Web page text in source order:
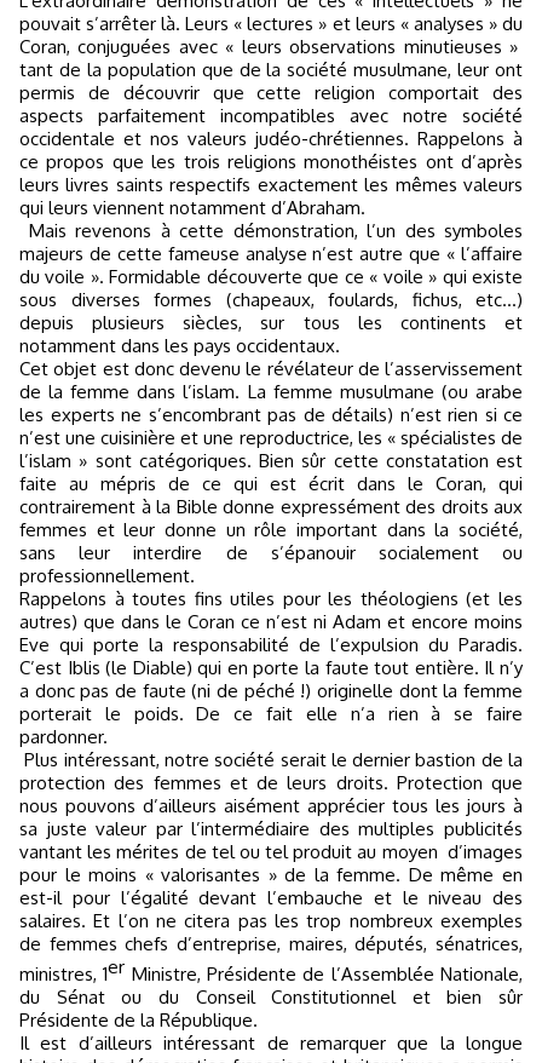
pouvait s’arrêter là. Leurs « lectures » et leurs « analyses » du
Coran, conjuguées avec « leurs observations minutieuses »
tant de la population que de la société musulmane, leur ont
permis de découvrir que cette religion comportait des
aspects parfaitement incompatibles avec notre société
occidentale et nos valeurs judéo-chrétiennes. Rappelons à
ce propos que les trois religions monothéistes ont d’après
leurs livres saints respectifs exactement les mêmes valeurs
qui leurs viennent notamment d’Abraham.
Mais revenons à cette démonstration, l’un des symboles
majeurs de cette fameuse analyse n’est autre que « l’affaire
du voile ». Formidable découverte que ce « voile » qui existe
sous diverses formes (chapeaux, foulards, fichus, etc…)
depuis plusieurs siècles, sur tous les continents et
notamment dans les pays occidentaux.
Cet objet est donc devenu le révélateur de l’asservissement
de la femme dans l’islam. La femme musulmane (ou arabe
les experts ne s’encombrant pas de détails) n’est rien si ce
n’est une cuisinière et une reproductrice, les « spécialistes de
l’islam » sont catégoriques. Bien sûr cette constatation est
faite au mépris de ce qui est écrit dans le Coran, qui
contrairement à la Bible donne expressément des droits aux
femmes et leur donne un rôle important dans la société,
sans leur interdire de s’épanouir socialement ou
professionnellement.
Rappelons à toutes fins utiles pour les théologiens (et les
autres) que dans le Coran ce n’est ni Adam et encore moins
Eve qui porte la responsabilité de l’expulsion du Paradis.
C’est Iblis (le Diable) qui en porte la faute tout entière. Il n’y
a donc pas de faute (ni de péché !) originelle dont la femme
porterait le poids. De ce fait elle n’a rien à se faire
pardonner.
Plus intéressant, notre société serait le dernier bastion de la
protection des femmes et de leurs droits. Protection que
nous pouvons d’ailleurs aisément apprécier tous les jours à
sa juste valeur par l’intermédiaire des multiples publicités
vantant les mérites de tel ou tel produit au moyen d’images
pour le moins « valorisantes » de la femme. De même en
est-il pour l’égalité devant l’embauche et le niveau des
salaires. Et l’on ne citera pas les trop nombreux exemples
de femmes chefs d’entreprise, maires, députés, sénatrices,
ministres, 1er Ministre, Présidente de l’Assemblée Nationale,
du Sénat ou du Conseil Constitutionnel et bien sûr
Présidente de la République.
Il est d’ailleurs intéressant de remarquer que la longue